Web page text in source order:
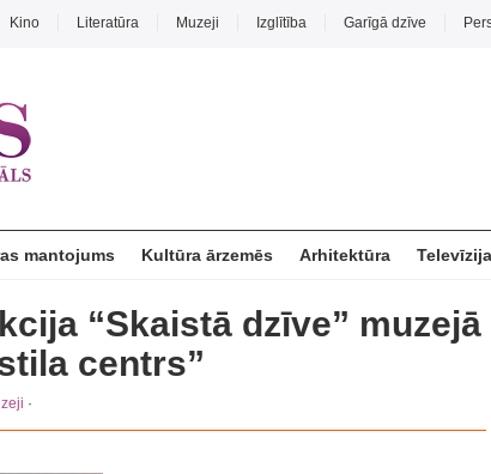
Kino Literatūra Muzeji Izglītība Garīgā dzīve
mantojums Kultūra ārzemēs Arhitektūra Televīzija
“Skaistā dzīve” muzejā
centrs”
·